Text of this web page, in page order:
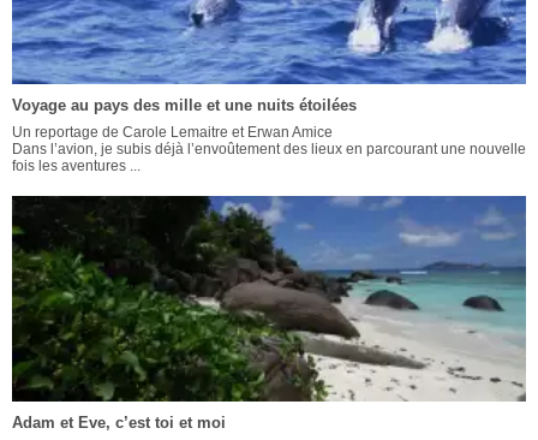
Voyage au pays des mille et une nuits étoilées
Un reportage de Carole Lemaitre et Erwan Amice
Dans l’avion, je subis déjà l’envoûtement des lieux en parcourant une nouvelle
fois les aventures ...
Adam et Eve, c’est toi et moi